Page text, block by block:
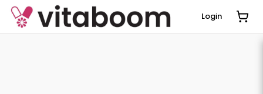
Login